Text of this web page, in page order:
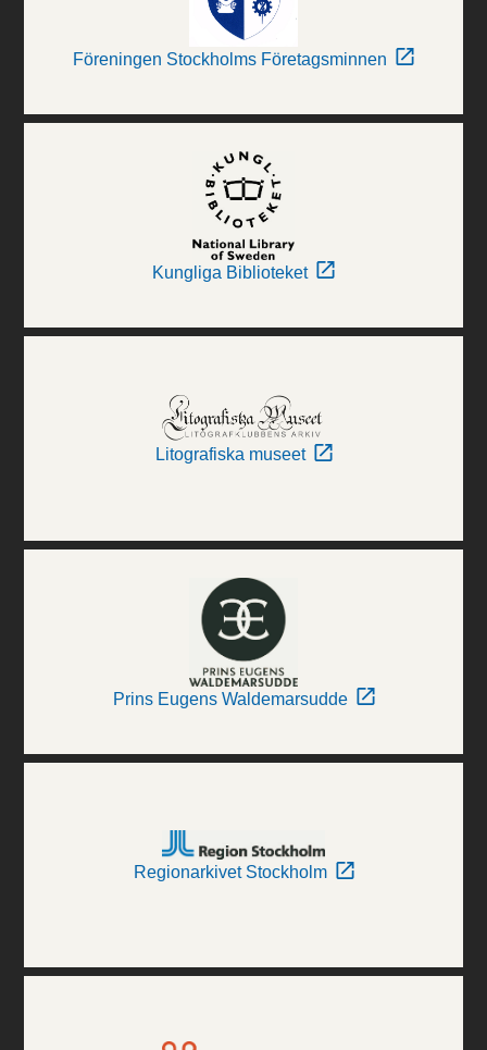
Föreningen Stockholms Företagsminnen
Kungliga Biblioteket
Litografiska museet
Prins Eugens Waldemarsudde
Regionarkivet Stockholm